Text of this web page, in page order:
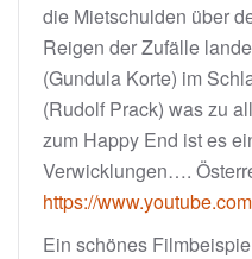
die Mietschulden über
Reigen der Zufälle
(Gundula Korte) im
(Rudolf Prack) was zu
zum Happy End ist es
Verwicklungen….
https://
Ein schönes